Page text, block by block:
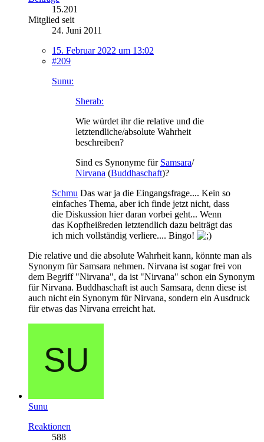
15.201
Mitglied seit
24. Juni 2011
15. Februar 2022 um 13:02
#209
Sunu:
Sherab:
Wie würdet ihr die relative und die
letztendliche/absolute Wahrheit
beschreiben?
Sind es Synonyme für Samsara/
Nirvana (Buddhaschaft)?
Schmu Das war ja die Eingangsfrage.... Kein so
einfaches Thema, aber ich finde jetzt nicht, dass
die Diskussion hier daran vorbei geht... Wenn
das Kopfheißreden letztendlich dazu beiträgt das
ich mich vollständig verliere.... Bingo!
Die relative und die absolute Wahrheit kann, könnte man als
Synonym für Samsara nehmen. Nirvana ist sogar frei von
dem Begriff "Nirvana", da ist "Nirvana" schon ein Synonym
für Nirvana. Buddhaschaft ist auch Samsara, denn diese ist
auch nicht ein Synonym für Nirvana, sondern ein Ausdruck
für etwas das Nirvana erreicht hat.
Sunu
Reaktionen
588